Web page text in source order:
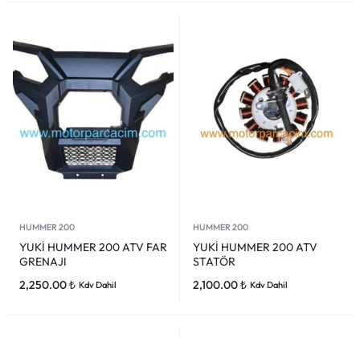
HUMMER 200
YUKİ HUMMER 200 ATV FAR
GRENAJI
2,250.00₺ Kdv Dahil
HUMMER 200
YUKİ HUMMER 200 ATV
STATÖR
2,100.00₺ Kdv Dahil